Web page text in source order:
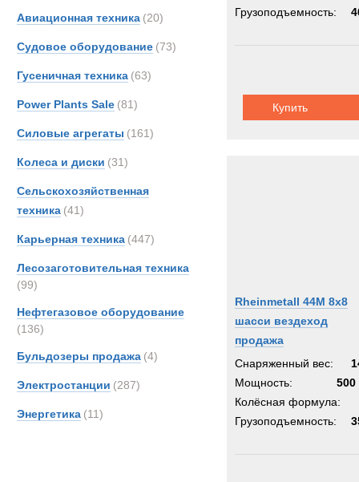
Авиационная техника (20)
Судовое оборудование (73)
Гусеничная техника (63)
Power Plants Sale (81)
Силовые агрегаты (161)
Колеса и диски (31)
Сельскохозяйственная
техника (41)
Карьерная техника (447)
Лесозаготовительная техника
(99)
Нефтегазовое оборудование
(136)
Бульдозеры продажа (4)
Электростанции (287)
Энергетика (11)
Sisu
Грузоподъемность:
Купить
Rheinmetall 44M 8x8
шасси вездеход
продажа
Снаряженный вес:
Мощность:
500
Колёсная формула:
Грузоподъемность: